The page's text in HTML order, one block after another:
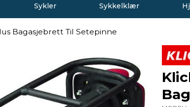
Sykler Sykkelklær
Bagasjebrett Til Setepinne